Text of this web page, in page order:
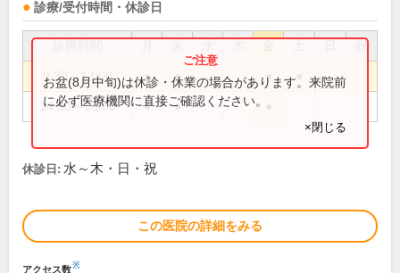
診療/受付時間・休診日
祝
9:30～12:00 ● ● ●
14:30～18:00 ● ●
お盆(8月中旬)は休診・休業の場合があります。来院前
に必ず医療機関に直接ご確認ください。
×閉じる
休診日: 水～木・日・祝
この医院の詳細をみる
アクセス数※